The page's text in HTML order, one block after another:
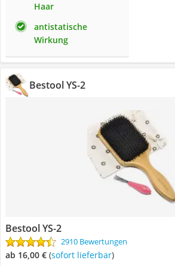
Haar
antistatische
Wirkung
Bestool YS-2
Bestool YS-2
2910 Bewertungen
ab 16,00 € ( Sofort lieferbar)